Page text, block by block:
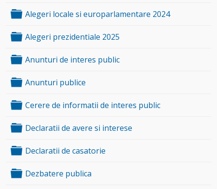
Folder
Alegeri locale si europarlamentare 2024
Folder
Alegeri prezidentiale 2025
Folder
Anunturi de interes public
Folder
Anunturi publice
Folder
Cerere de informatii de interes public
Folder
Declaratii de avere si interese
Folder
Declaratii de casatorie
Folder
Dezbatere publica